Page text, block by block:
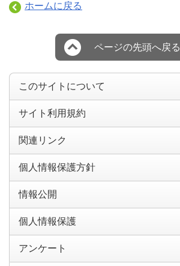
ホームに戻る
ページの先頭へ戻る
このサイトについて
サイト利用規約
関連リンク
個人情報保護方針
情報公開
個人情報保護
アンケート